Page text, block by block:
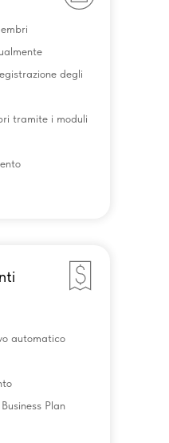
degli
tramite i moduli
automatico
Plan